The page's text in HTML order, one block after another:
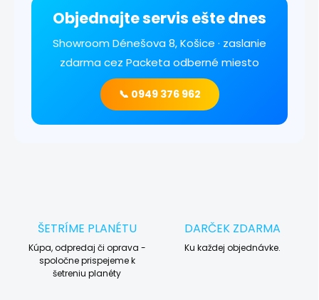
Objednajte servis ešte dnes
Showroom Dénešova 8, Košice · zaslanie
zdarma cez Packeta odberné miesto
📞 0949 376 962
ŠETRÍME PLANÉTU
Kúpa, odpredaj či oprava -
spoločne prispejeme k
šetreniu planéty
DARČEK ZDARMA
Ku každej objednávke.